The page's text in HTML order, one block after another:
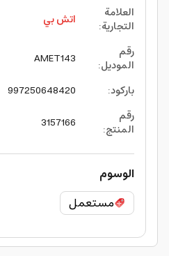
العلامة
التجارية:
اتش بي
رقم
الموديل:
AMET143
باركود:
997250648420
رقم
المنتج:
3157166
الوسوم
مستعمل